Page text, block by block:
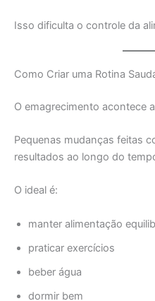
Isso dificulta o controle da
Como Criar uma Rotina
O emagrecimento acontece
Pequenas mudanças feitas
resultados ao longo do
O ideal é:
manter alimentação
praticar exercícios
beber água
dormir bem